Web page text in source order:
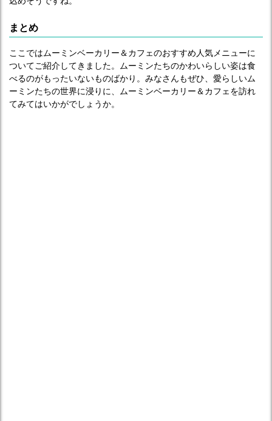
まとめ
ここではムーミンベーカリー＆カフェのおすすめ人気メニューに
ついてご紹介してきました。ムーミンたちのかわいらしい姿は食
べるのがもったいないものばかり。みなさんもぜひ、愛らしいム
ーミンたちの世界に浸りに、ムーミンベーカリー＆カフェを訪れ
てみてはいかがでしょうか。